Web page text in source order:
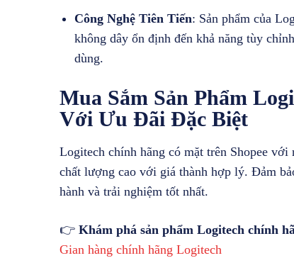
Công Nghệ Tiên Tiến: Sản phẩm của
không dây ổn định đến khả năng tùy
dùng.
Mua Sắm Sản Phẩm
Với Ưu Đãi Đặc Biệt
Logitech chính hãng có mặt trên Shopee
chất lượng cao với giá thành hợp lý. Đảm
hành và trải nghiệm tốt nhất.
👉 Khám phá sản phẩm Logitech chính
Gian hàng chính hãng Logitech